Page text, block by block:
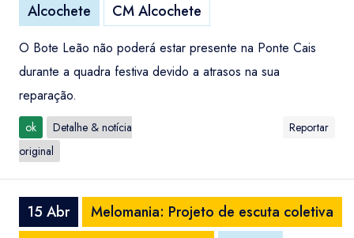
Alcochete
CM Alcochete
O Bote Leão não poderá estar presente na Ponte Cais
durante a quadra festiva devido a atrasos na sua
reparação.
ok
Detalhe & notícia
original
Reportar
15 Abr
Melomania: Projeto de escuta coletiva